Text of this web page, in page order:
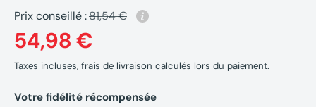
Prix conseillé :81,54 €
54,98 €
Taxes incluses, frais de livraison calculés lors du paiement.
Votre fidélité récompensée